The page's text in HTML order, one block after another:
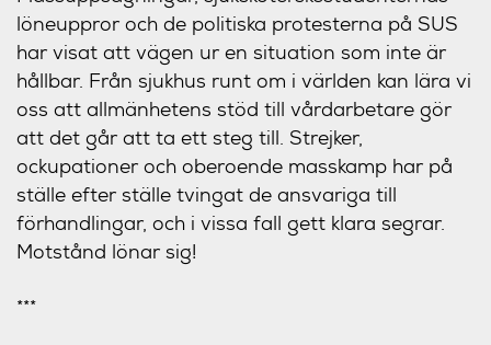
löneuppror och de politiska protesterna på SUS
har visat att vägen ur en situation som inte är
hållbar. Från sjukhus runt om i världen kan lära vi
oss att allmänhetens stöd till vårdarbetare gör
att det går att ta ett steg till. Strejker,
ockupationer och oberoende masskamp har på
ställe efter ställe tvingat de ansvariga till
förhandlingar, och i vissa fall gett klara segrar.
Motstånd lönar sig!
***